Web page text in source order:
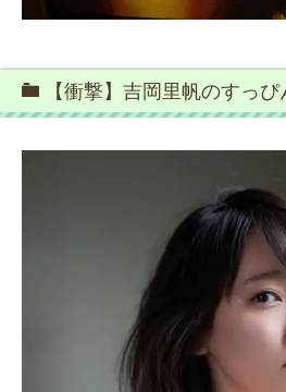
【衝撃】吉岡里帆のすっ